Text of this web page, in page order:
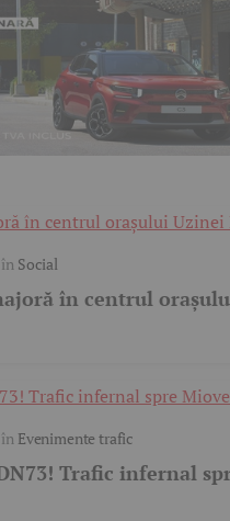
Social
în centrul
Evenimente trafic
Trafic infernal